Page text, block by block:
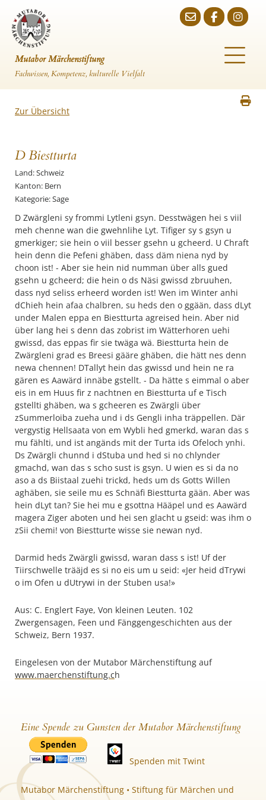
Mutabor Märchenstiftung
Fachwissen, Kompetenz, kulturelle Vielfalt
Zur Übersicht
D Biestturta
Land: Schweiz
Kanton: Bern
Kategorie: Sage
D Zwärgleni sy frommi Lytleni gsyn. Desstwägen hei s viil
meh chenne wan die gwehnlihe Lyt. Tifiger sy s gsyn u
gmerkiger; sie hein o viil besser gsehn u gcheerd. U Chraft
hein denn die Pefeni ghäben, dass däm niena nyd by
choon ist! - Aber sie hein nid numman über alls gued
gsehn u gcheerd; die hein o ds Näsi gwissd zbruuhen,
dass nyd seliss erheerd worden ist! Wen im Winter anhi
dChieh hein afaa chalbren, su heds den o ggään, dass dLyt
under Malen eppa en Biestturta agreised hein. Aber nid
über lang hei s denn das zobrist im Wätterhoren uehi
gwissd, das eppas fir sie twäga wä. Biestturta hein de
Zwärgleni grad es Breesi gääre ghäben, die hätt nes denn
newa chennen! DTallyt hein das gwissd und hein ne ra
gären es Aawärd innäbe gstellt. - Da hätte s eimmal o aber
eis in em Huus fir z nachtnen en Biestturta uf e Tisch
gstellti ghäben, wa s gcheeren es Zwärgli über
zSummerloiba zueha und i ds Gengli inha träppellen. Där
vergystig Hellsaata von em Wybli hed gmerkd, waran das s
mu fählti, und ist angänds mit der Turta ids Ofeloch ynhi.
Ds Zwärgli chunnd i dStuba und hed si no chlynder
gmachd, wan das s scho sust is gsyn. U wien es si da no
aso a ds Biistaal zuehi trickd, heds um ds Gotts Willen
aghäben, sie seile mu es Schnäfi Biestturta gään. Aber was
hein dLyt tan? Sie hei mu e gsottna Hääpel und es Aawärd
magera Ziger aboten und hei sen glacht u gseid: was ihm o
zSii chemi! von Biestturte wisse sie newan nyd.
Darmid heds Zwärgli gwissd, waran dass s ist! Uf der
Tiirschwelle trääjd es si no eis um u seid: «Jer heid dTrywi
o im Ofen u dUtrywi in der Stuben usa!»
Aus: C. Englert Faye, Von kleinen Leuten. 102
Zwergensagen, Feen und Fänggengeschichten aus der
Schweiz, Bern 1937.
Eingelesen von der Mutabor Märchenstiftung auf
www.maerchenstiftung.ch
Eine Spende zu Gunsten der Mutabor Märchenstiftung
Spenden mit Twint
Mutabor Märchenstiftung • Stiftung für Märchen und